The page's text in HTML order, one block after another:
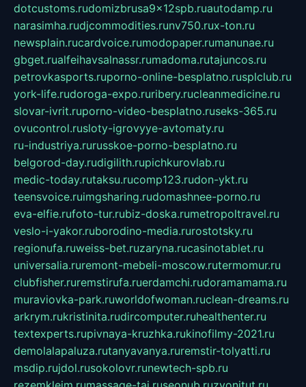
dotcustoms.rudomizbrusa9x12spb.ruautodamp.ru
narasimha.rudjcommodities.runv750.rux-ton.ru
newsplain.rucardvoice.rumodopaper.rumanunae.ru
gbget.rualfeihavsalnassr.rumadoma.rutajuncos.ru
petrovkasports.ruporno-online-besplatno.rusplclub.ru
york-life.rudoroga-expo.ruribery.rucleanmedicine.ru
slovar-ivrit.ruporno-video-besplatno.ruseks-365.ru
ovucontrol.rusloty-igrovyye-avtomaty.ru
ru-industriya.rurusskoe-porno-besplatno.ru
belgorod-day.rudigilith.rupichkurovlab.ru
medic-today.rutaksu.rucomp123.rudon-ykt.ru
teensvoice.ruimgsharing.rudomashnee-porno.ru
eva-elfie.rufoto-tur.rubiz-doska.rumetropoltravel.ru
veslo-i-yakor.ruborodino-media.rurostotsky.ru
regionufa.ruweiss-bet.ruzaryna.rucasinotablet.ru
universalia.ruremont-mebeli-moscow.rutermomur.ru
clubfisher.ruremstirufa.ruerdamchi.rudoramamama.ru
muraviovka-park.ruworldofwoman.ruclean-dreams.ru
arkrym.rukristinita.rudircomputer.ruhealthenter.ru
textexperts.rupivnaya-kruzhka.rukinofilmy-2021.ru
demolalapaluza.rutanyavanya.ruremstir-tolyatti.ru
msdip.rujdol.rusokolovr.runewtech-spb.ru